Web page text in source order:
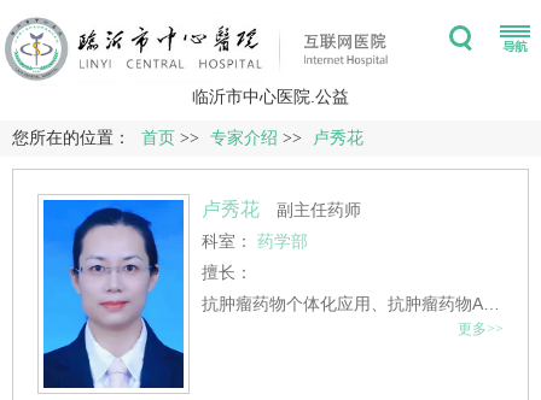
临沂市中心医院.公益
您所在的位置： 首页 >> 专家介绍 >> 卢秀花
卢秀花
副主任药师
科室： 药学部
擅长：
更多>>